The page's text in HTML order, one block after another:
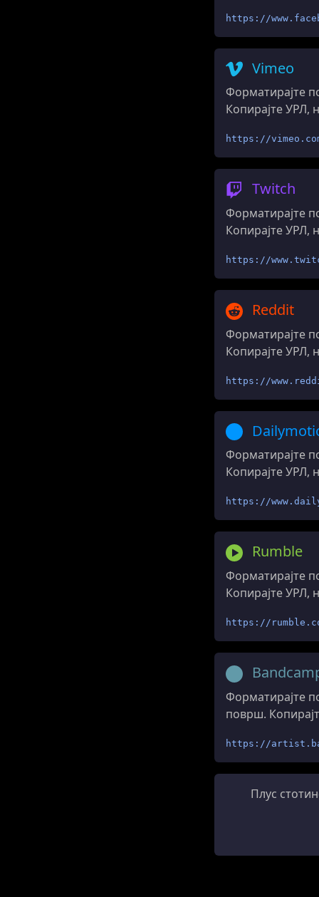
https://
Vimeo
Форматирајте
Копирајте УРЛ,
https://
Twitch
Форматирајте
Копирајте УРЛ,
https://
Reddit
Форматирајте
Копирајте УРЛ,
https://
Форматирајте
Копирајте УРЛ,
https://
Rumble
Форматирајте
Копирајте УРЛ,
https://
Форматирајте
површ.
https://
Плус